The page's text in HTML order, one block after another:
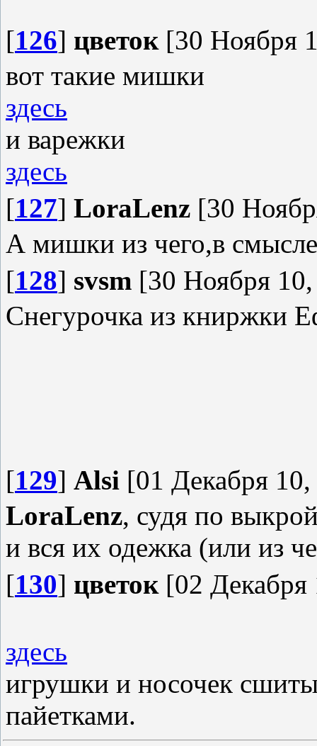
[126] цветок[30 Ноября
вот такие мишки
здесь
и варежки
здесь
[127] LoraLenz [30
А мишки из чего,в
[128] svsm [30 Ноября
Снегурочка из книржки
[129] Alsi [01 Декабря
LoraLenz, судя по
и вся их одежка (или из
[130] цветок[02 Декабря
здесь
игрушки и носочек
пайетками.